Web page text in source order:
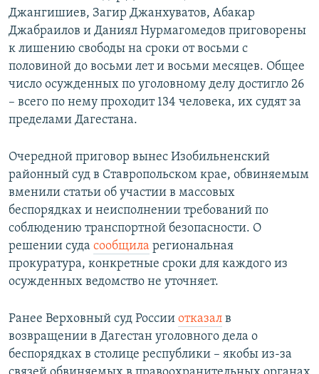
Джангишиев, Загир Джанхуватов, Абакар
Джабраилов и Даниял Нурмагомедов приговорены
к лишению свободы на сроки от восьми с
половиной до восьми лет и восьми месяцев. Общее
число осужденных по уголовному делу достигло 26
– всего по нему проходит 134 человека, их судят за
пределами Дагестана.
Очередной приговор вынес Изобильненский
районный суд в Ставропольском крае, обвиняемым
вменили статьи об участии в массовых
беспорядках и неисполнении требований по
соблюдению транспортной безопасности. О
решении суда сообщила региональная
прокуратура, конкретные сроки для каждого из
осужденных ведомство не уточняет.
Ранее Верховный суд России отказал в
возвращении в Дагестан уголовного дела о
беспорядках в столице республики – якобы из-за